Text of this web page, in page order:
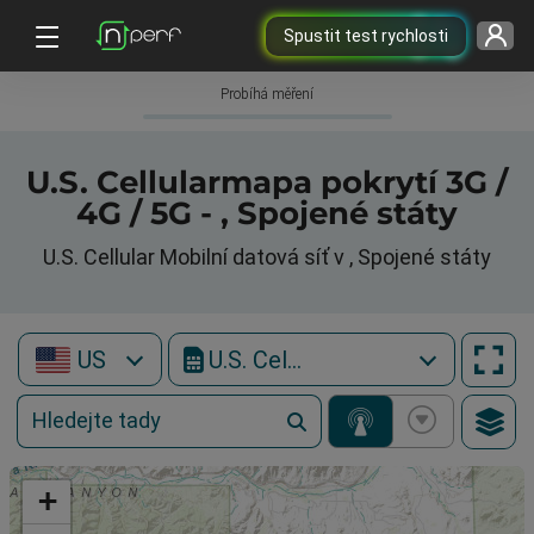
Spustit test rychlosti
Probíhá měření
U.S. Cellularmapa pokrytí 3G /
4G / 5G - , Spojené státy
U.S. Cellular Mobilní datová síť v , Spojené státy
US U.S. Cellular
+